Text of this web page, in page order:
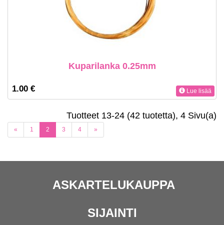
Kuparilanka 0.25mm
1.00 € Lue lisää
Tuotteet 13-24 (42 tuotetta), 4 Sivu(a)
« 1 (current)
2 3 4 »
ASKARTELUKAUPPA
SIJAINTI